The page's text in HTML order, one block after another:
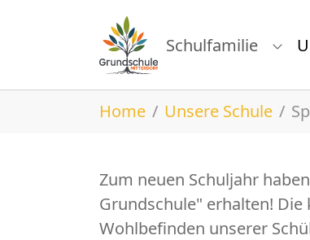
Zur Hauptnavigation springen
Zum Hauptinhalt springen
Zum Seitenfußspringen
Schulfamilie
Sie sind hier:
Home Unsere Schule
Zum neuen Schuljahr
Grundschule" erhalten!
Wohlbefinden unserer